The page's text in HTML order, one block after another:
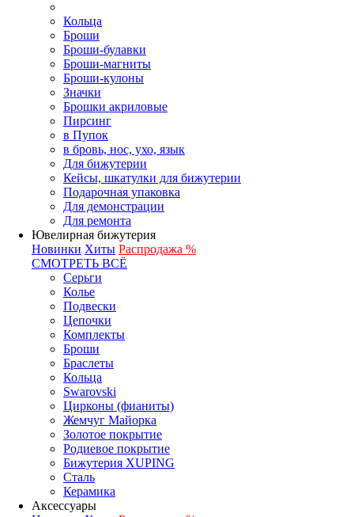
Кольца
Броши
Броши-булавки
Броши-магниты
Броши-кулоны
Значки
Брошки акриловые
Пирсинг
в Пупок
в бровь, нос, ухо, язык
Для бижутерии
Кейсы, шкатулки для бижутерии
Подарочная упаковка
Для демонстрации
Для ремонта
Ювелирная бижутерия
Новинки Хиты Распродажа %
СМОТРЕТЬ ВСЁ
Серьги
Колье
Подвески
Цепочки
Комплекты
Броши
Браслеты
Кольца
Swarovski
Цирконы (фианиты)
Жемчуг Майорка
Золотое покрытие
Родиевое покрытие
Бижутерия XUPING
Сталь
Керамика
Аксессуары